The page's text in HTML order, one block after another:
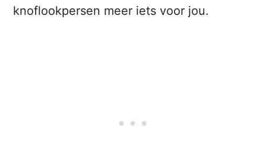
knoflookpersen meer iets voor jou.